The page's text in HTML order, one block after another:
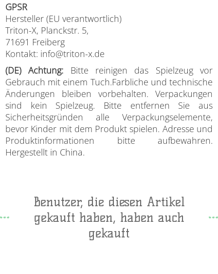
GPSR
Hersteller (EU verantwortlich)
Triton-X, Planckstr. 5,
71691 Freiberg
Kontakt: info@triton-x.de
(DE) Achtung: Bitte reinigen das Spielzeug vor
Gebrauch mit einem Tuch.Farbliche und technische
Änderungen bleiben vorbehalten. Verpackungen
sind kein Spielzeug. Bitte entfernen Sie aus
Sicherheitsgründen alle Verpackungselemente,
bevor Kinder mit dem Produkt spielen. Adresse und
Produktinformationen bitte aufbewahren.
Hergestellt in China.
Benutzer, die diesen Artikel
gekauft haben, haben auch
gekauft